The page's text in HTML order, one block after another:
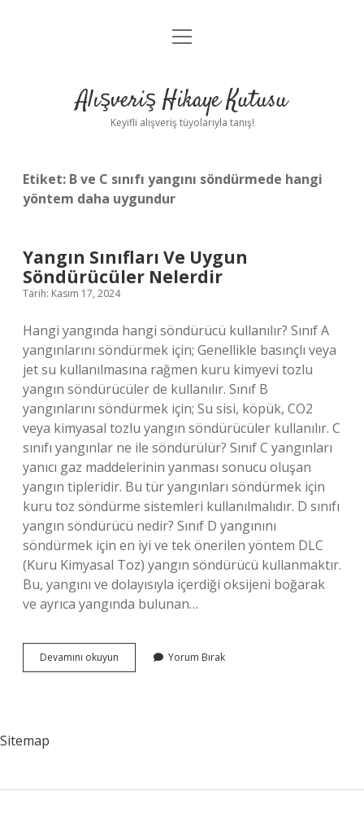
Anasayfa
Yasal Uyarı
menüyü
Alışveriş Hikaye Kutusu
Keyifli alışveriş tüyolarıyla tanış!
Etiket: B ve C sınıfı yangını söndürmede hangi
yöntem daha uygundur
Yangın Sınıfları Ve Uygun
Söndürücüler Nelerdir
Tarih: Kasım 17, 2024
Hangi yangında hangi söndürücü kullanılır? Sınıf A
yangınlarını söndürmek için; Genellikle basınçlı veya
jet su kullanılmasına rağmen kuru kimyevi tozlu
yangın söndürücüler de kullanılır. Sınıf B
yangınlarını söndürmek için; Su sisi, köpük, CO2
veya kimyasal tozlu yangın söndürücüler kullanılır. C
sınıfı yangınlar ne ile söndürülür? Sınıf C yangınları
yanıcı gaz maddelerinin yanması sonucu oluşan
yangın tipleridir. Bu tür yangınları söndürmek için
kuru toz söndürme sistemleri kullanılmalıdır. D sınıfı
yangın söndürücü nedir? Sınıf D yangınını
söndürmek için en iyi ve tek önerilen yöntem DLC
(Kuru Kimyasal Toz) yangın söndürücü kullanmaktır.
Bu, yangını ve dolayısıyla içerdiği oksijeni boğarak
ve ayrıca yangında bulunan…
Devamını okuyun
Sınıfları
Yorum Bırak
Sitemap